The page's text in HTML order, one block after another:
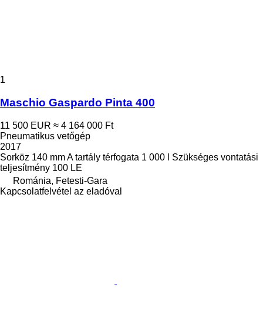
1
Maschio Gaspardo Pinta 400
11 500 EUR ≈ 4 164 000 Ft
Pneumatikus vetőgép
2017
Sorköz 140 mmA tartály térfogata 1 000 l
Szükséges vontatási
teljesítmény 100 LE
Románia, Fetesti-Gara
Kapcsolatfelvétel az eladóval